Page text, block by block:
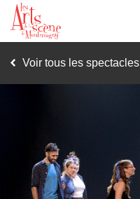
Voir tous les spectacles